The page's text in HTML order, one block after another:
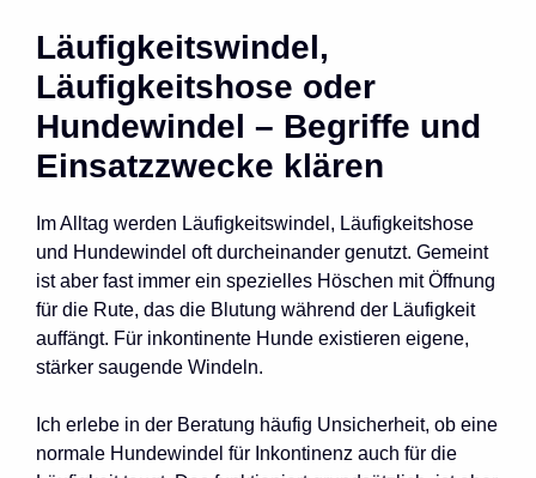
Läufigkeitswindel,
Läufigkeitshose oder
Hundewindel – Begriffe und
Einsatzzwecke klären
Im Alltag werden Läufigkeitswindel, Läufigkeitshose
und Hundewindel oft durcheinander genutzt. Gemeint
ist aber fast immer ein spezielles Höschen mit Öffnung
für die Rute, das die Blutung während der Läufigkeit
auffängt. Für inkontinente Hunde existieren eigene,
stärker saugende Windeln.
Ich erlebe in der Beratung häufig Unsicherheit, ob eine
normale Hundewindel für Inkontinenz auch für die